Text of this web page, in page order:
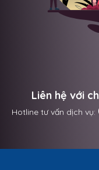
Liên hệ với
Hotline tư vấn dịch vụ: